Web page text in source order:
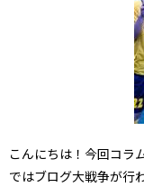
こんにちは！今回コラ
ではブログ大戦争が行